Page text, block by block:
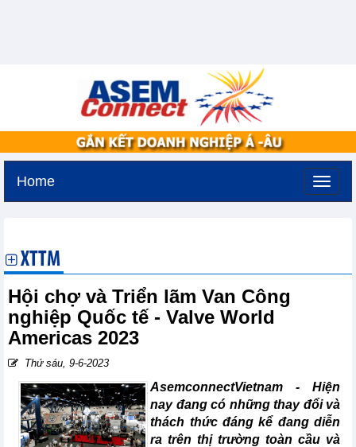
Home
XTTM
Hội chợ và Triển lãm Van Công
nghiệp Quốc tế - Valve World
Americas 2023
Thứ sáu, 9-6-2023
AsemconnectVietnam - Hiện
nay đang có những thay đổi và
thách thức đáng kể đang diễn
ra trên thị trường toàn cầu và